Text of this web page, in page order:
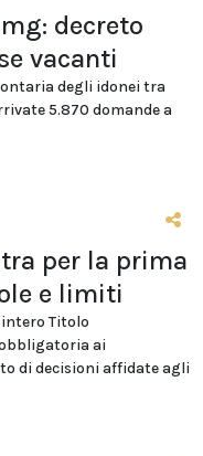
decreto
vacanti
degli idonei tra
5.870 domande a
per la prima
e limiti
Titolo
ai
di decisioni affidate agli